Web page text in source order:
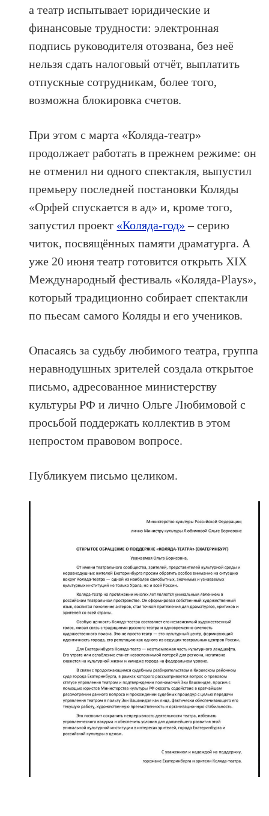
а театр испытывает юридические и
финансовые трудности: электронная
подпись руководителя отозвана, без неё
нельзя сдать налоговый отчёт, выплатить
отпускные сотрудникам, более того,
возможна блокировка счетов.
При этом с марта «Коляда-театр»
продолжает работать в прежнем режиме: он
не отменил ни одного спектакля, выпустил
премьеру последней постановки Коляды
«Орфей спускается в ад» и, кроме того,
запустил проект «Коляда-год» – серию
читок, посвящённых памяти драматурга. А
уже 20 июня театр готовится открыть XIX
Международный фестиваль «Коляда-Plays»,
который традиционно собирает спектакли
по пьесам самого Коляды и его учеников.
Опасаясь за судьбу любимого театра, группа
неравнодушных зрителей создала открытое
письмо, адресованное министерству
культуры РФ и лично Ольге Любимовой с
просьбой поддержать коллектив в этом
непростом правовом вопросе.
Публикуем письмо целиком.